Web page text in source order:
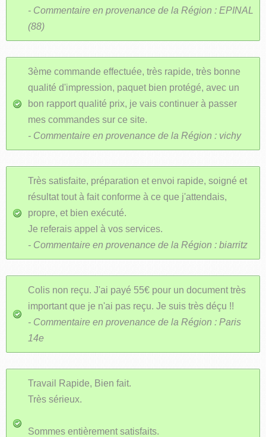
- Commentaire en provenance de la Région : EPINAL
(88)
3ème commande effectuée, très rapide, très bonne
qualité d'impression, paquet bien protégé, avec un
bon rapport qualité prix, je vais continuer à passer
mes commandes sur ce site.
- Commentaire en provenance de la Région : vichy
Très satisfaite, préparation et envoi rapide, soigné et
résultat tout à fait conforme à ce que j'attendais,
propre, et bien exécuté.
Je referais appel à vos services.
- Commentaire en provenance de la Région : biarritz
Colis non reçu. J'ai payé 55€ pour un document très
important que je n'ai pas reçu. Je suis très déçu !!
- Commentaire en provenance de la Région : Paris
14e
Travail Rapide, Bien fait.
Très sérieux.
Sommes entièrement satisfaits.